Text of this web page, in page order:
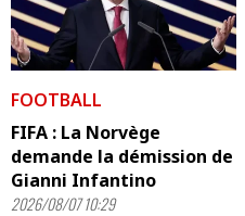
FOOTBALL
FIFA : La Norvège
demande la démission de
Gianni Infantino
2026/08/07 10:29